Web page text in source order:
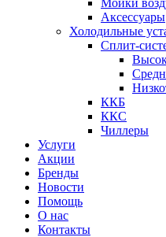
Мойки
Аксессуары
Холодильные
Сплит-
ККБ
ККС
Чиллеры
Услуги
Акции
Бренды
Новости
Помощь
О нас
Контакты